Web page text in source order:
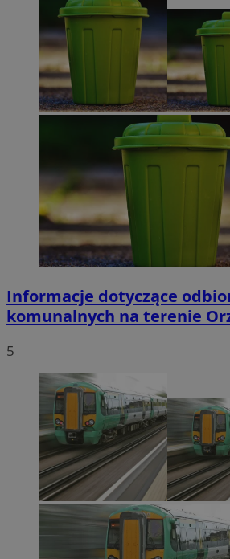
Informacje dotyczące
komunalnych na terenie
5